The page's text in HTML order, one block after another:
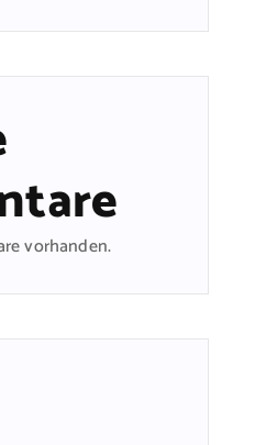
vorhanden.